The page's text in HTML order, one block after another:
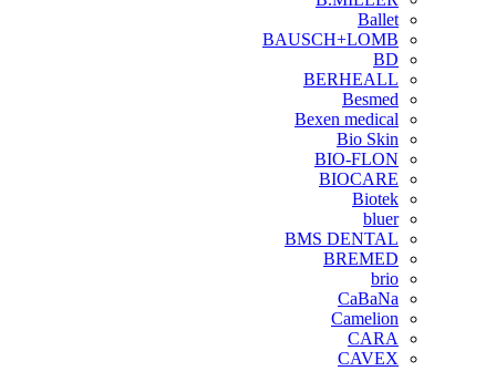
Ballet
BAUSCH+LOMB
BD
BERHEALL
Besmed
Bexen medical
Bio Skin
BIO-FLON
BIOCARE
Biotek
bluer
BMS DENTAL
BREMED
brio
CaBaNa
Camelion
CARA
CAVEX